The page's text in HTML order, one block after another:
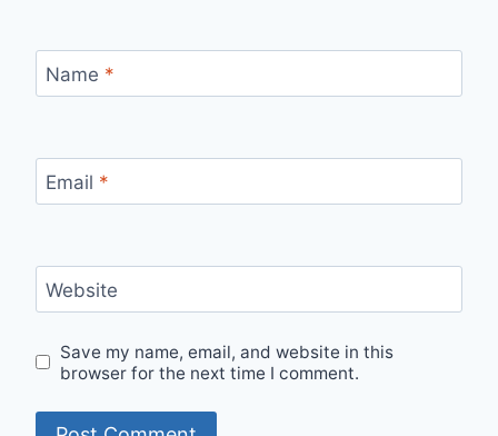
Name *
Email *
Website
Save my name, email, and website in this
browser for the next time I comment.